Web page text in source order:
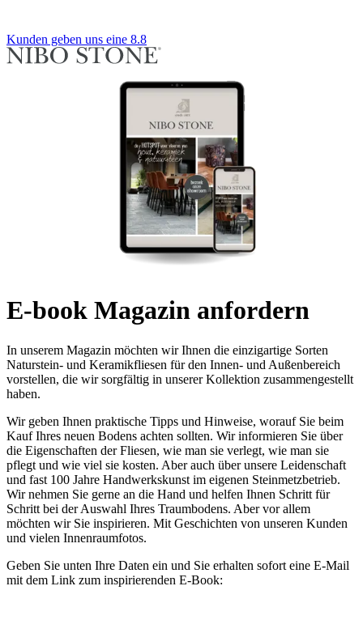
Kunden geben uns eine 8.8
E-book Magazin anfordern
In unserem Magazin möchten wir Ihnen die einzigartige Sorten
Naturstein- und Keramikfliesen für den Innen- und Außenbereich
vorstellen, die wir sorgfältig in unserer Kollektion zusammengestellt
haben.
Wir geben Ihnen praktische Tipps und Hinweise, worauf Sie beim
Kauf Ihres neuen Bodens achten sollten. Wir informieren Sie über
die Eigenschaften der Fliesen, wie man sie verlegt, wie man sie
pflegt und wie viel sie kosten. Aber auch über unsere Leidenschaft
und fast 100 Jahre Handwerkskunst im eigenen Steinmetzbetrieb.
Wir nehmen Sie gerne an die Hand und helfen Ihnen Schritt für
Schritt bei der Auswahl Ihres Traumbodens. Aber vor allem
möchten wir Sie inspirieren. Mit Geschichten von unseren Kunden
und vielen Innenraumfotos.
Geben Sie unten Ihre Daten ein und Sie erhalten sofort eine E-Mail
mit dem Link zum inspirierenden E-Book: